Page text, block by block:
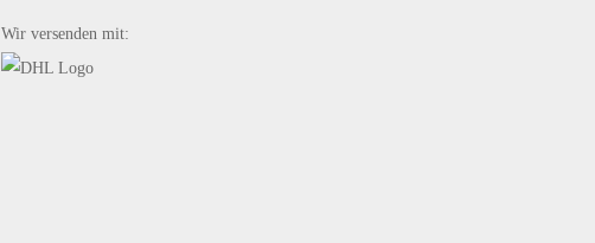
Wir versenden mit: